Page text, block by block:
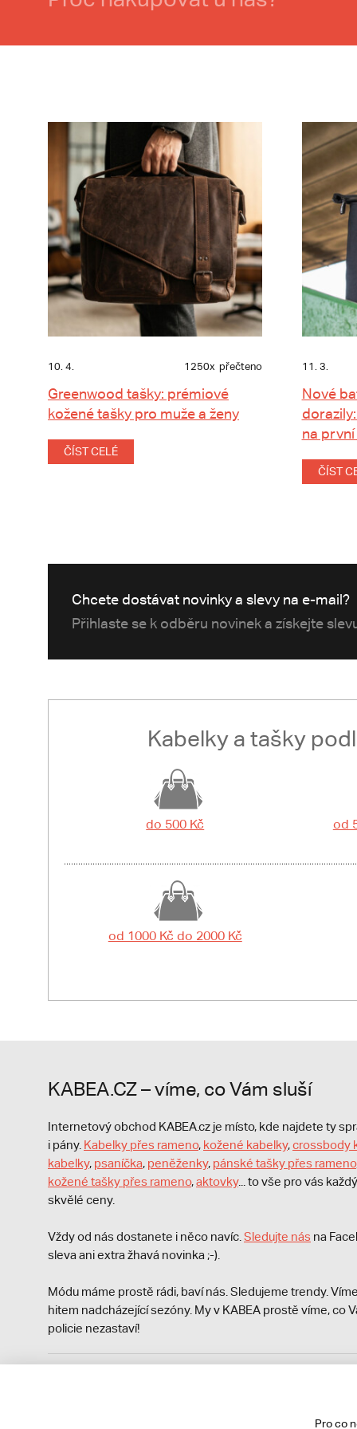
10. 4. 1250x přečteno
Greenwood tašky: prémiové
kožené tašky pro muže a ženy
ČÍST CELÉ
11. 3.
Nové
na
ČÍST
Chcete dostávat novinky a slevy na e-mail?
Přihlaste se k odběru novinek a získejte
Kabelky a tašky
do 500 Kč od
od 1000 Kč do 2000 Kč
KABEA.CZ – víme, co Vám sluší
Internetový obchod KABEA.cz je místo, kde najdete ty
i pány. Kabelky přes rameno, kožené kabelky,crossbody
kabelky, psaníčka, peněženky, pánské tašky přes rameno
kožené tašky přes rameno,aktovky... to vše pro vás
skvělé ceny.
Vždy od nás dostanete i něco navíc. Sledujte nás na
sleva ani extra žhavá novinka ;-).
Módu máme prostě rádi, baví nás. Sledujeme trendy.
hitem nadcházející sezóny. My v KABEA prostě víme, co
policie nezastaví!
Zároveň je povinen zaevidovat přijatou tržbu u správce
Pro co